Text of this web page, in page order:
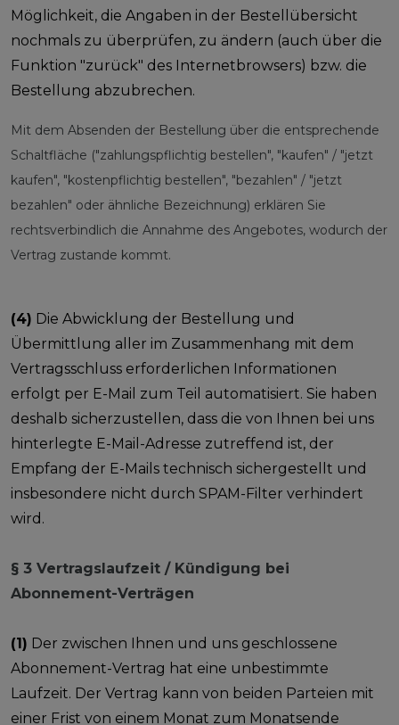
Möglichkeit, die Angaben in der Bestellübersicht
nochmals zu überprüfen, zu ändern (auch über die
Funktion "zurück" des Internetbrowsers) bzw. die
Bestellung abzubrechen.
Mit dem Absenden der Bestellung über die entsprechende
Schaltfläche ("zahlungspflichtig bestellen", "kaufen" / "jetzt
kaufen", "kostenpflichtig bestellen", "bezahlen" / "jetzt
bezahlen" oder ähnliche Bezeichnung) erklären Sie
rechtsverbindlich die Annahme des Angebotes, wodurch der
Vertrag zustande kommt.
(4) Die Abwicklung der Bestellung und
Übermittlung aller im Zusammenhang mit dem
Vertragsschluss erforderlichen Informationen
erfolgt per E-Mail zum Teil automatisiert. Sie haben
deshalb sicherzustellen, dass die von Ihnen bei uns
hinterlegte E-Mail-Adresse zutreffend ist, der
Empfang der E-Mails technisch sichergestellt und
insbesondere nicht durch SPAM-Filter verhindert
wird.
§ 3 Vertragslaufzeit / Kündigung bei
Abonnement-Verträgen
(1) Der zwischen Ihnen und uns geschlossene
Abonnement-Vertrag hat eine unbestimmte
Laufzeit. Der Vertrag kann von beiden Parteien mit
einer Frist von einem Monat zum Monatsende